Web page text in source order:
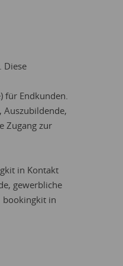
Diese
für Endkunden.
Zugang zur
in Kontakt
gewerbliche
bookingkit in